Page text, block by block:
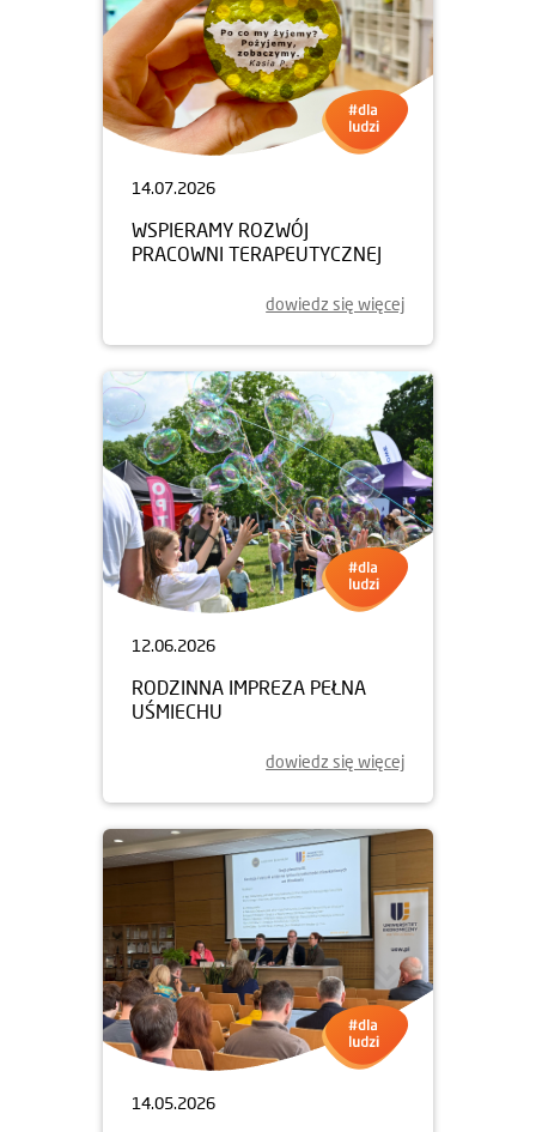
14.07.2026
WSPIERAMY ROZWÓJ
PRACOWNI TERAPEUTYCZNEJ
dowiedz się więcej
12.06.2026
RODZINNA IMPREZA PEŁNA
UŚMIECHU
dowiedz się więcej
14.05.2026